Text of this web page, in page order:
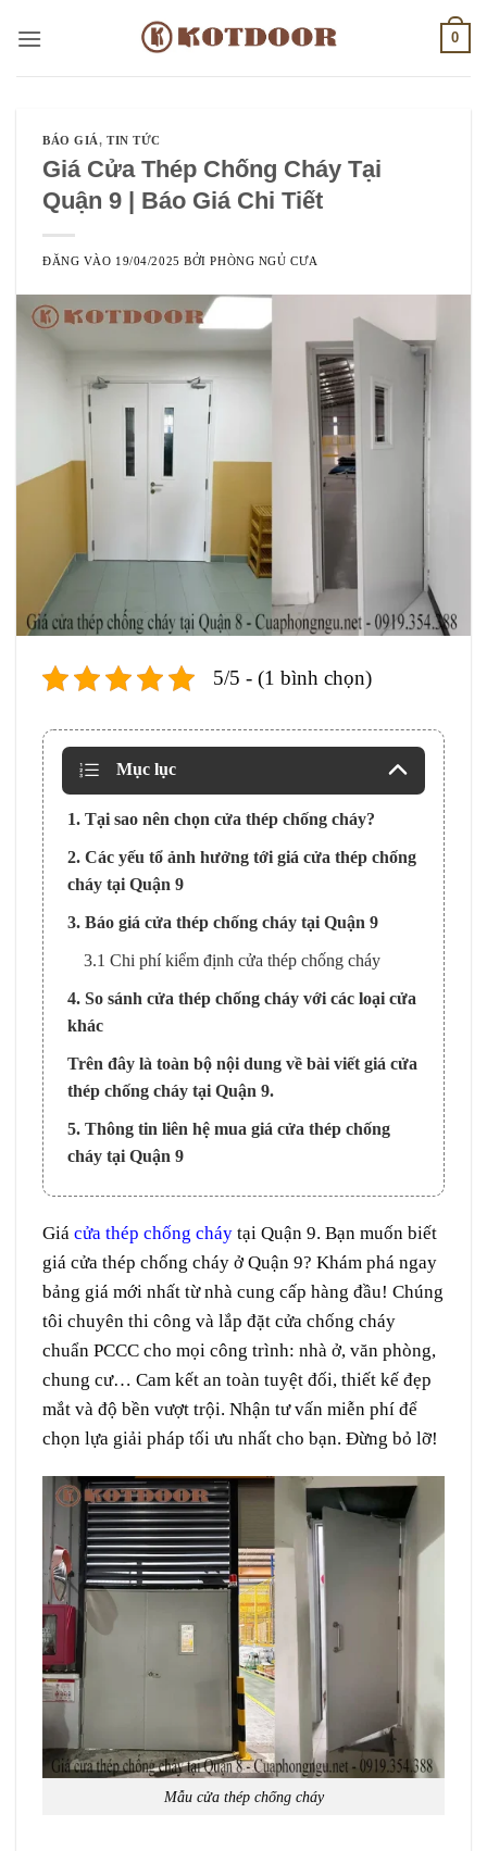
qua
0
BÁO GIÁ,TIN TỨC
Giá Cửa Thép Chống Cháy Tại
Quận 9 | Báo Giá Chi Tiết
ĐĂNG VÀO 19/04/2025 BỞIPHÒNG NGỦ CƯA
5/5 - (1 bình chọn)
Mục lục
1. Tại sao nên chọn cửa thép chống cháy?
2. Các yếu tổ ảnh hưởng tới giá cửa thép chống
cháy tại Quận 9
3. Báo giá cửa thép chống cháy tại Quận 9
3.1 Chi phí kiểm định cửa thép chống cháy
4. So sánh cửa thép chống cháy với các loại cửa
khác
Trên đây là toàn bộ nội dung về bài viết giá cửa
thép chống cháy tại Quận 9.
5. Thông tin liên hệ mua giá cửa thép chống
cháy tại Quận 9
Giá cửa thép chống cháy tại Quận 9. Bạn muốn biết
giá cửa thép chống cháy ở Quận 9? Khám phá ngay
bảng giá mới nhất từ nhà cung cấp hàng đầu! Chúng
tôi chuyên thi công và lắp đặt cửa chống cháy
chuẩn PCCC cho mọi công trình: nhà ở, văn phòng,
chung cư… Cam kết an toàn tuyệt đối, thiết kế đẹp
mắt và độ bền vượt trội. Nhận tư vấn miễn phí để
chọn lựa giải pháp tối ưu nhất cho bạn. Đừng bỏ lỡ!
Mẫu cửa thép chống cháy